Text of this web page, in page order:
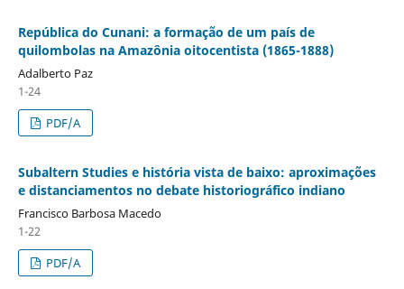
República do Cunani: a formação de um país de
quilombolas na Amazônia oitocentista (1865-1888)
Adalberto Paz
1-24
PDF/A
Subaltern Studies e história vista de baixo: aproximações
e distanciamentos no debate historiográfico indiano
Francisco Barbosa Macedo
1-22
PDF/A